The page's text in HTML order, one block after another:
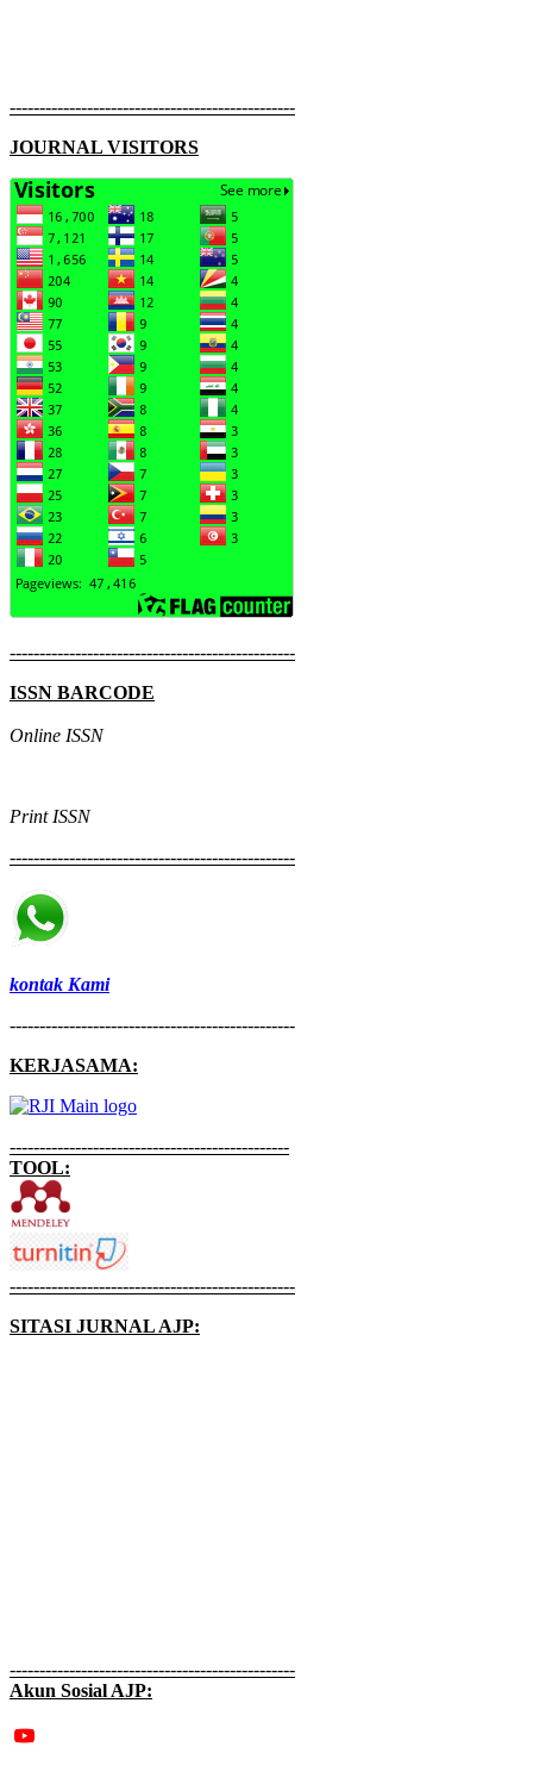
------------------------------------------------
JOURNAL VISITORS
------------------------------------------------
ISSN BARCODE
Online ISSN
PrintISSN
------------------------------------------------
kontak Kami
------------------------------------------------
KERJASAMA:
-----------------------------------------------
TOOL:
------------------------------------------------
SITASI JURNAL AJP:
------------------------------------------------
Akun Sosial AJP: